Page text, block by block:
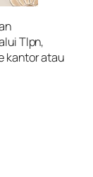
Tlpn,
kantor atau